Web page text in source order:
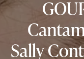
Sally